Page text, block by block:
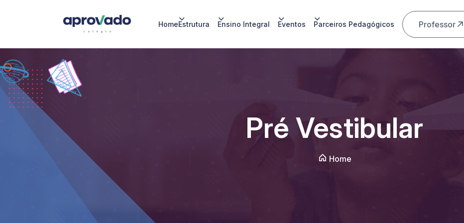
HomeEstrutura Ensino Integral Eventos Parceiros Pedagógicos Professor
Pré Vestibular
Home